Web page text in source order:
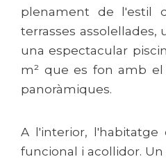
plenament de l'estil
terrasses assolellades,
una espectacular
m² que es fon amb el
panoràmiques.
A l'interior, l'habitatge
funcional i acollidor.